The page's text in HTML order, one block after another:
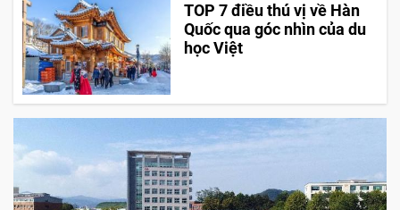
TOP 7 điều thú vị về Hàn
Quốc qua góc nhìn của du
học Việt